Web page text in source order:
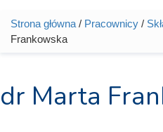
Jesteś tutaj
Strona główna / Pracownicy /
Frankowska
dr Marta